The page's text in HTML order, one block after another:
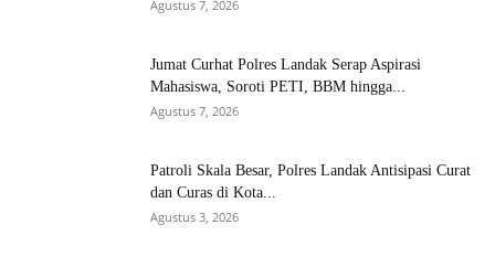
Agustus 7, 2026
Jumat Curhat Polres Landak Serap Aspirasi
Mahasiswa, Soroti PETI, BBM hingga...
Agustus 7, 2026
Patroli Skala Besar, Polres Landak Antisipasi Curat
dan Curas di Kota...
Agustus 3, 2026